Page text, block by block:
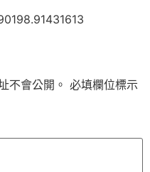
不會公開。 必填欄位標示